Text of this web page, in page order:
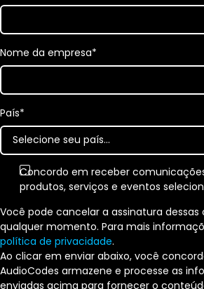
Nome da empresa*
País*
Concordo em receber
produtos, serviços e eventos
Você pode cancelar a assinatura
qualquer momento. Para mais
política de privacidade.
Ao clicar em enviar abaixo, você
AudioCodes armazene e processe as
enviadas acima para fornecer o